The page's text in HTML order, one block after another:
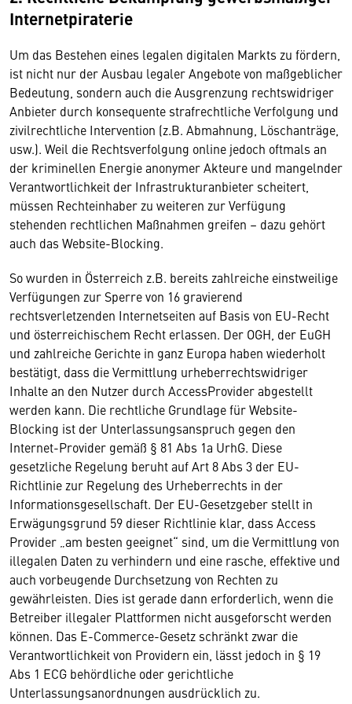
Internetpiraterie
Um das Bestehen eines legalen digitalen Markts zu fördern,
ist nicht nur der Ausbau legaler Angebote von maßgeblicher
Bedeutung, sondern auch die Ausgrenzung rechtswidriger
Anbieter durch konsequente strafrechtliche Verfolgung und
zivilrechtliche Intervention (z.B. Abmahnung, Löschanträge,
usw.). Weil die Rechtsverfolgung online jedoch oftmals an
der kriminellen Energie anonymer Akteure und mangelnder
Verantwortlichkeit der Infrastrukturanbieter scheitert,
müssen Rechteinhaber zu weiteren zur Verfügung
stehenden rechtlichen Maßnahmen greifen – dazu gehört
auch das Website-Blocking.
So wurden in Österreich z.B. bereits zahlreiche einstweilige
Verfügungen zur Sperre von 16 gravierend
rechtsverletzenden Internetseiten auf Basis von EU-Recht
und österreichischem Recht erlassen. Der OGH, der EuGH
und zahlreiche Gerichte in ganz Europa haben wiederholt
bestätigt, dass die Vermittlung urheberrechtswidriger
Inhalte an den Nutzer durch AccessProvider abgestellt
werden kann. Die rechtliche Grundlage für Website-
Blocking ist der Unterlassungsanspruch gegen den
Internet-Provider gemäß § 81 Abs 1a UrhG. Diese
gesetzliche Regelung beruht auf Art 8 Abs 3 der EU-
Richtlinie zur Regelung des Urheberrechts in der
Informationsgesellschaft. Der EU-Gesetzgeber stellt in
Erwägungsgrund 59 dieser Richtlinie klar, dass Access
Provider „am besten geeignet“ sind, um die Vermittlung von
illegalen Daten zu verhindern und eine rasche, effektive und
auch vorbeugende Durchsetzung von Rechten zu
gewährleisten. Dies ist gerade dann erforderlich, wenn die
Betreiber illegaler Plattformen nicht ausgeforscht werden
können. Das E-Commerce-Gesetz schränkt zwar die
Verantwortlichkeit von Providern ein, lässt jedoch in § 19
Abs 1 ECG behördliche oder gerichtliche
Unterlassungsanordnungen ausdrücklich zu.